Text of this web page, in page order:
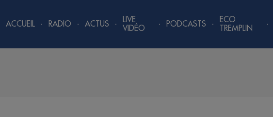
ACCUEIL RADIO ACTUS
LIVE
VIDÉO
PODCASTS
ECO
TREMPLIN